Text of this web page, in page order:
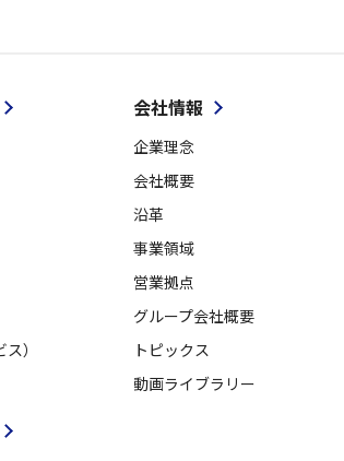
）
会社情報
企業理念
会社概要
沿革
事業領域
営業拠点
グループ会社概要
トピックス
動画ライブラリー